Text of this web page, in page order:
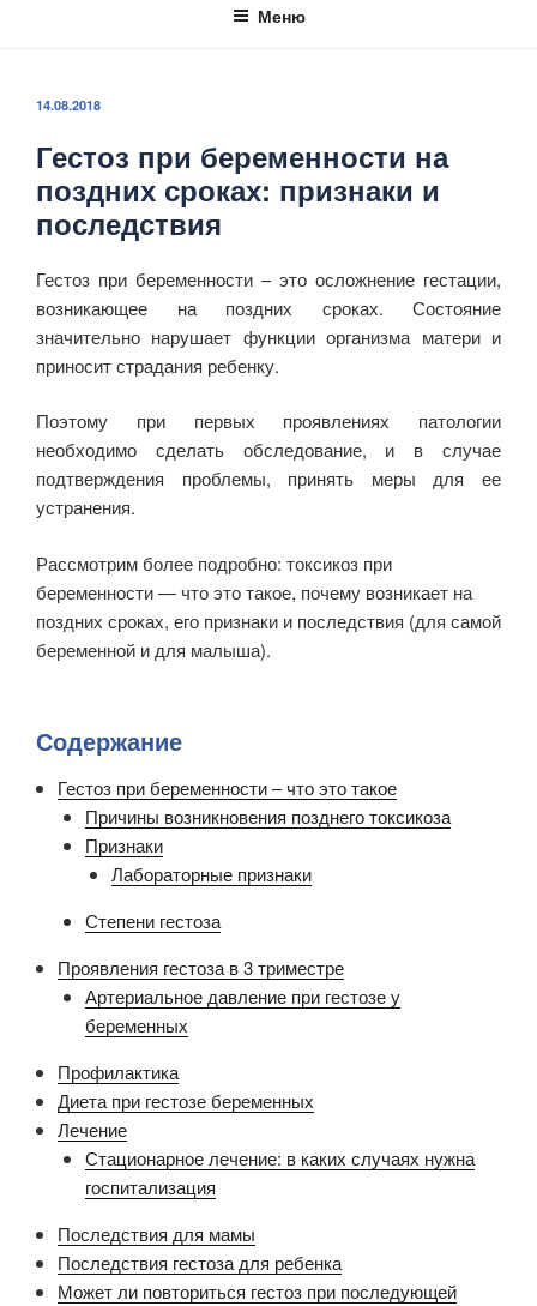
Меню
ОПУБЛИКОВАНО
14.08.2018
Гестоз при беременности на
поздних сроках: признаки и
последствия
Гестоз при беременности – это осложнение гестации,
возникающее на поздних сроках. Состояние
значительно нарушает функции организма матери и
приносит страдания ребенку.
Поэтому при первых проявлениях патологии
необходимо сделать обследование, и в случае
подтверждения проблемы, принять меры для ее
устранения.
Рассмотрим более подробно: токсикоз при
беременности — что это такое, почему возникает на
поздних сроках, его признаки и последствия (для самой
беременной и для малыша).
Содержание
Гестоз при беременности – что это такое
Причины возникновения позднего токсикоза
Признаки
Лабораторные признаки
Степени гестоза
Проявления гестоза в 3 триместре
Артериальное давление при гестозе у
беременных
Профилактика
Диета при гестозе беременных
Лечение
Стационарное лечение: в каких случаях нужна
госпитализация
Последствия для мамы
Последствия гестоза для ребенка
Может ли повториться гестоз при последующей